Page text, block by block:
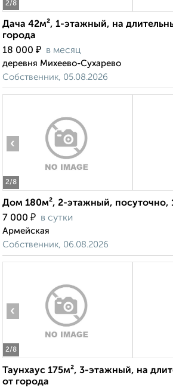
2/8
Дача 42м², 1-этажный, на
города
18 000 ₽ в месяц
деревня Михеево-Сухарево
Собственник, 05.08.2026
2/8
‹
Дом 180м², 2-этажный, посуточно,
7 000 ₽ в сутки
Армейская
Собственник, 06.08.2026
2/8
‹
Таунхаус 175м², 3-этажный, на
от города